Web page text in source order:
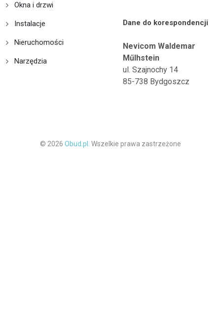
Okna i drzwi
Instalacje
Nieruchomości
Narzędzia
Dane do korespondencji
Nevicom Waldemar
Műlhstein
ul. Szajnochy 14
85-738 Bydgoszcz
© 2026 Obud.pl. Wszelkie prawa zastrzeżone